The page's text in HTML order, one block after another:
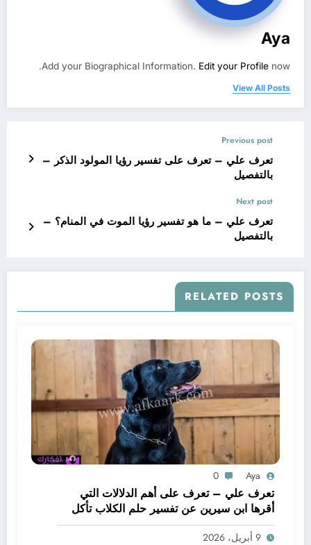
Aya
Add your Biographical Information. Edit your Profile now.
View All Posts
Previous post
تعرف علي – تعرف على تفسير رؤيا المولود الذكر –
بالتفصيل
Next post
تعرف علي – ما هو تفسير رؤيا الموت في المنام؟ –
بالتفصيل
RELATED POSTS
Aya
0
تعرف علي – تعرف على أهم الدلالات التي
أقرها ابن سيرين عن تفسير حلم الكلاب تأكل
لحم – بالتفصيل
9 أبريل، 2026